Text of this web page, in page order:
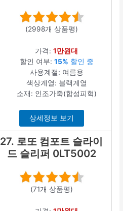
(2998개 상품평)
가격:1만원대
할인 여부: 15% 할인 중
사용계절: 여름용
색상계열: 블랙계열
소재: 인조가죽(합성피혁)
상세정보 보기
27. 로또 컴포트 슬라이
드 슬리퍼 0LT5002
(71개 상품평)